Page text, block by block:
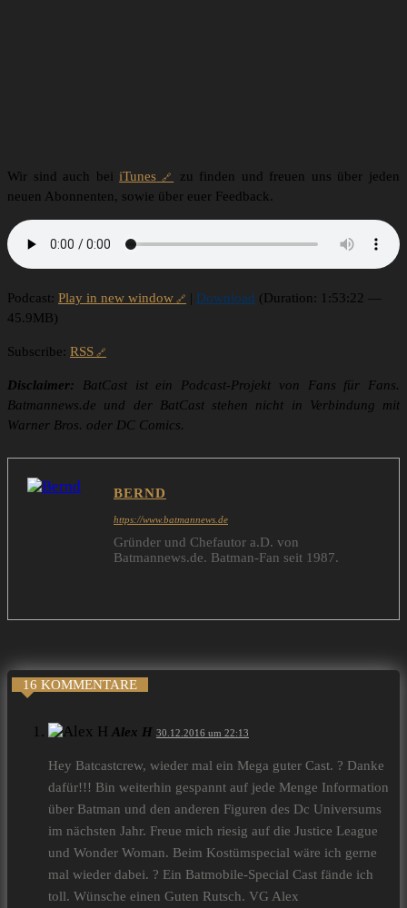
Wir sind auch beiiTunes
zu finden und freuen uns über jeden
neuen Abonnenten, sowie über euer Feedback.
Podcast: Play in new window | Download (Duration: 1:53:22 —
45.9MB)
Subscribe: RSS
Disclaimer: BatCast ist ein Podcast-Projekt von Fans für Fans.
Batmannews.de und der BatCast stehen nicht in Verbindung mit
Warner Bros. oder DC Comics.
BERND
https://www.batmannews.de
Gründer und Chefautor a.D. von
Batmannews.de. Batman-Fan seit 1987.
16 KOMMENTARE
Alex H 30.12.2016 um 22:13
Hey Batcastcrew, wieder mal ein Mega guter Cast. ? Danke
dafür!!! Bin weiterhin gespannt auf jede Menge Information
über Batman und den anderen Figuren des Dc Universums
im nächsten Jahr. Freue mich riesig auf die Justice League
und Wonder Woman. Beim Kostümspecial wäre ich gerne
mal wieder dabei. ? Ein Batmobile-Special Cast fände ich
toll. Wünsche einen Guten Rutsch. VG Alex